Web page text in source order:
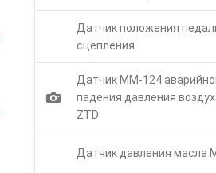
Датчик положения
сцепления
1
Датчик ММ-124
падения давления
ZTD
Датчик давления масла